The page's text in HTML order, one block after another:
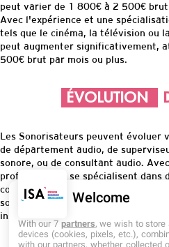
peut varier de 1 800€ à 2 500€ brut
Avec l'expérience et une
tels que le cinéma, la télévision ou
peut augmenter significativement,
500€ brut par mois ou plus.
ÉVOLUTION
Les Sonorisateurs peuvent évoluer
de département audio, de
sonore, ou de consultant audio.
professionnels se spécialisent dans
comme le mixage de musique pour
sonore pour jeux vidéo, ou le design
installations artistiques.
Welcome
With our 7 partners, we wish to store
devices (cookies, pixels, etc.),
with our partners, whether collected